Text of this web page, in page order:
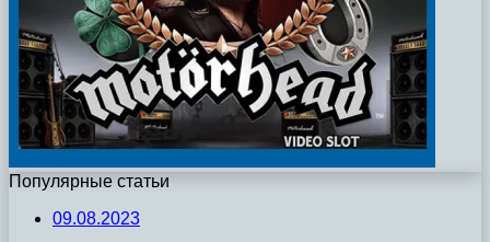
Популярные статьи
09.08.2023